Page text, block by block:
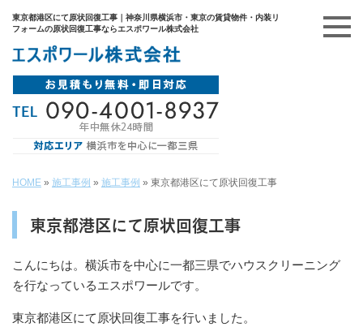
東京都港区にて原状回復工事｜神奈川県横浜市・東京の賃貸物件・内装リ
フォームの原状回復工事ならエスポワール株式会社
HOME » 施工事例 » 施工事例 » 東京都港区にて原状回復工事
東京都港区にて原状回復工事
こんにちは。横浜市を中心に一都三県でハウスクリーニング
を行なっているエスポワールです。
東京都港区にて原状回復工事を行いました。